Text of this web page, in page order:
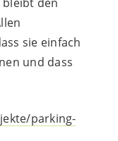
sie einfach
und dass
parking-